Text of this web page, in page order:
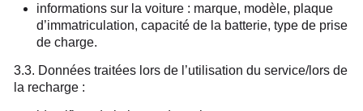
informations sur la voiture : marque, modèle, plaque
d’immatriculation, capacité de la batterie, type de prise
de charge.
3.3. Données traitées lors de l’utilisation du service/lors de
la recharge :